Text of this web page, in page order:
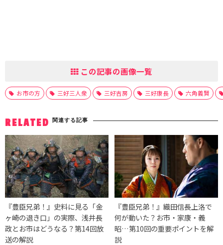
この記事の画像一覧
お市の方 三好三人衆 三好吉房 三好康長 六角義賢
RELATED 関連する記事
『豊臣兄弟！』史料に見る「金
ヶ崎の退き口」の実際、浅井長
政とお市はどうなる？第14回放
送の解説
『豊臣兄弟！』織田信長上洛で
何が動いた？お市・家康・義
昭…第10回の重要ポイントを解
説